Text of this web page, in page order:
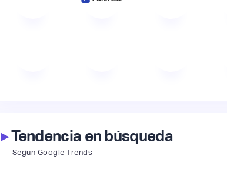
▸Tendencia en búsqueda
Según Google Trends